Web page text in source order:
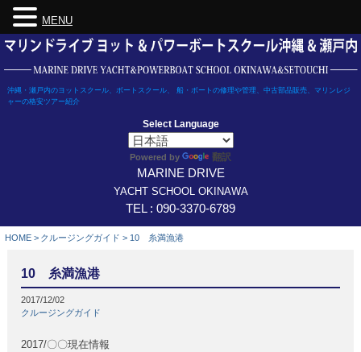
Skip
content
沖縄・瀬戸内のヨットスクール、ボートスクール、 船・ボートの修理や管理、中古部品販売、マリンレジ
ャーの格安ツアー紹介
Select Language
Powered by 翻訳
MARINE DRIVE
YACHT SCHOOL OKINAWA
TEL : 090-3370-6789
HOME > クルージングガイド > 10 糸満漁港
10 糸満漁港
2017/12/02
クルージングガイド
2017/〇〇現在情報
MENU